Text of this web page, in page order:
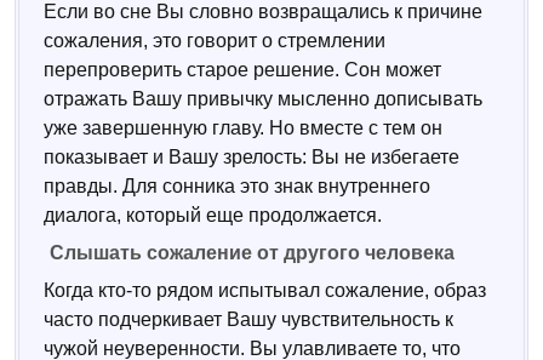
Если во сне Вы словно возвращались к причине
сожаления, это говорит о стремлении
перепроверить старое решение. Сон может
отражать Вашу привычку мысленно дописывать
уже завершенную главу. Но вместе с тем он
показывает и Вашу зрелость: Вы не избегаете
правды. Для сонника это знак внутреннего
диалога, который еще продолжается.
Слышать сожаление от другого человека
Когда кто-то рядом испытывал сожаление, образ
часто подчеркивает Вашу чувствительность к
чужой неуверенности. Вы улавливаете то, что